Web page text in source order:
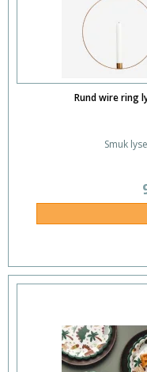
Rund wire ring
Smuk